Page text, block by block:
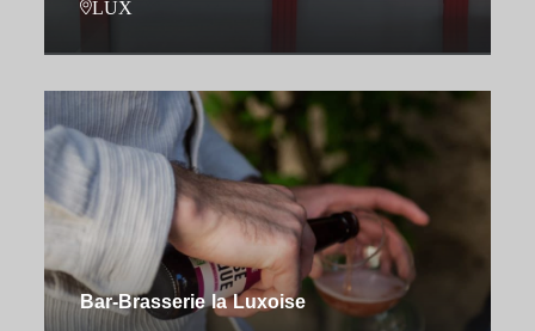
LUX
Bar-Brasserie la Luxoise